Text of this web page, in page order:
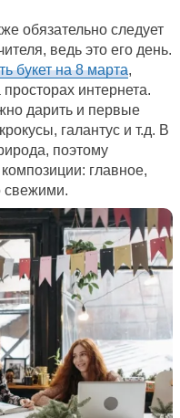
обязательно следует
ведь это его день.
букет на 8 марта,
интернета.
дарить и первые
галантус и т.д. В
поэтому
главное,
свежими.